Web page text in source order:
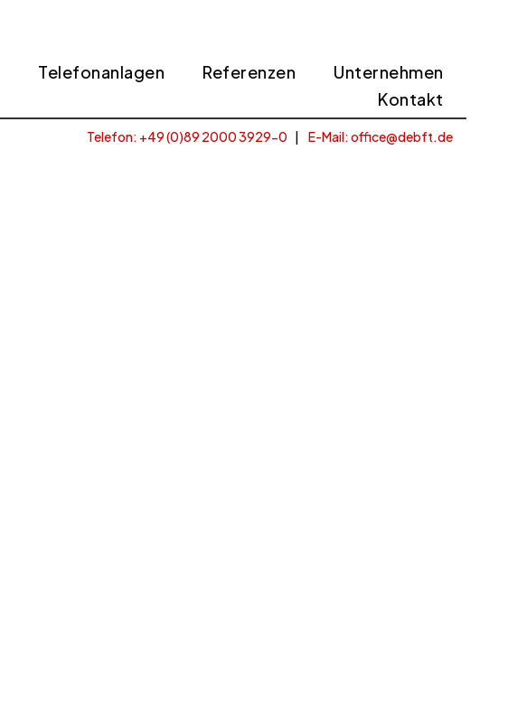
Telefonanlagen Referenzen
Unternehmen
Kontakt
Telefon: +49 (0)89 2000 3929-0 | E-Mail: office@debft.de